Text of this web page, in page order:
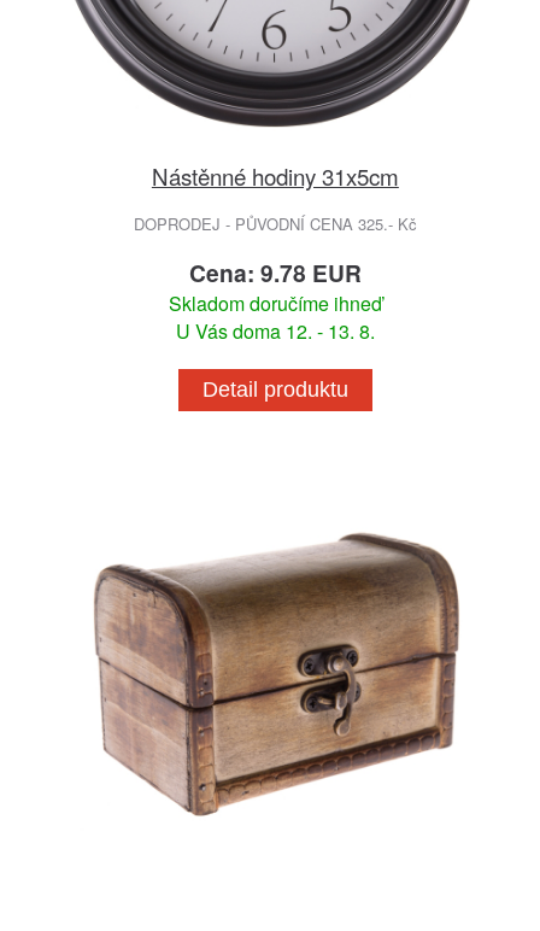
Nástěnné hodiny 31x5cm
DOPRODEJ - PŮVODNÍ CENA 325.- Kč
Cena: 9.78 EUR
Skladom doručíme ihneď
U Vás doma 12. - 13. 8.
Detail produktu